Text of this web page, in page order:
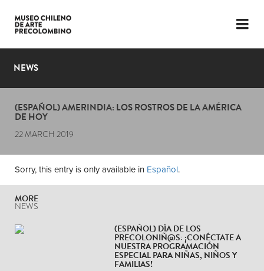
LANGUAGE
PLAN YOUR VISIT
EXHIBITIONS
COLLECTION
THE MUSEUM
NEWS
NEWS
(ESPAÑOL) AMERINDIA: LOS ROSTROS DE LA AMÉRICA
DE HOY
22 MARCH 2019
Sorry, this entry is only available in Español.
MORE
NEWS
(ESPAÑOL) DÍA DE LOS
PRECOLONIÑ@S: ¡CONÉCTATE A
NUESTRA PROGRAMACIÓN
ESPECIAL PARA NIÑAS, NIÑOS Y
FAMILIAS!